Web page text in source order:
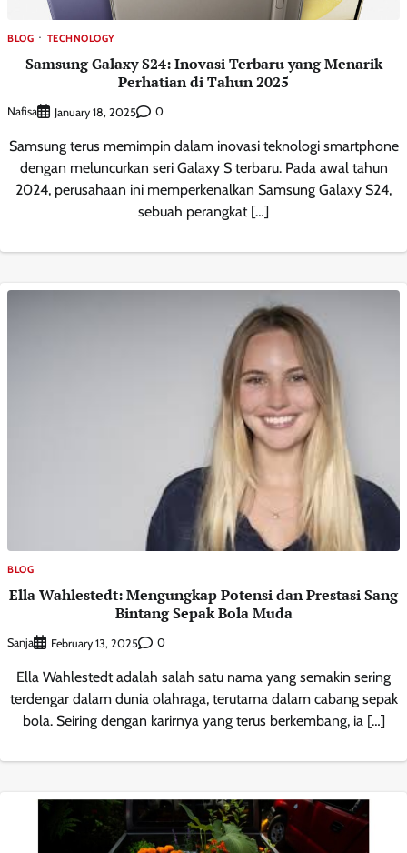
BLOG TECHNOLOGY
Samsung Galaxy S24: Inovasi Terbaru yang Menarik
Perhatian di Tahun 2025
Nafisa January 18, 2025 0
Samsung terus memimpin dalam inovasi teknologi smartphone
dengan meluncurkan seri Galaxy S terbaru. Pada awal tahun
2024, perusahaan ini memperkenalkan Samsung Galaxy S24,
sebuah perangkat […]
BLOG
Ella Wahlestedt: Mengungkap Potensi dan Prestasi Sang
Bintang Sepak Bola Muda
Sanja February 13, 2025 0
Ella Wahlestedt adalah salah satu nama yang semakin sering
terdengar dalam dunia olahraga, terutama dalam cabang sepak
bola. Seiring dengan karirnya yang terus berkembang, ia […]